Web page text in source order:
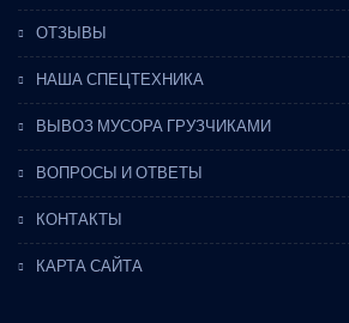
ОТЗЫВЫ
НАША СПЕЦТЕХНИКА
ВЫВОЗ МУСОРА ГРУЗЧИКАМИ
ВОПРОСЫ И ОТВЕТЫ
КОНТАКТЫ
КАРТА САЙТА